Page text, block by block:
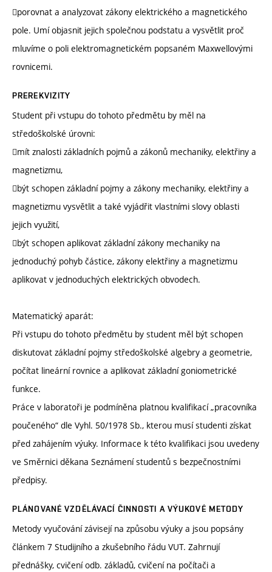
porovnat a analyzovat zákony elektrického a magnetického
pole. Umí objasnit jejich společnou podstatu a vysvětlit proč
mluvíme o poli elektromagnetickém popsaném Maxwellovými
rovnicemi.
PREREKVIZITY
Student při vstupu do tohoto předmětu by měl na
středoškolské úrovni:
mít znalosti základních pojmů a zákonů mechaniky, elektřiny a
magnetizmu,
být schopen základní pojmy a zákony mechaniky, elektřiny a
magnetizmu vysvětlit a také vyjádřit vlastními slovy oblasti
jejich využití,
být schopen aplikovat základní zákony mechaniky na
jednoduchý pohyb částice, zákony elektřiny a magnetizmu
aplikovat v jednoduchých elektrických obvodech.
Matematický aparát:
Při vstupu do tohoto předmětu by student měl být schopen
diskutovat základní pojmy středoškolské algebry a geometrie,
počítat lineární rovnice a aplikovat základní goniometrické
funkce.
Práce v laboratoři je podmíněna platnou kvalifikací „pracovníka
poučeného“ dle Vyhl. 50/1978 Sb., kterou musí studenti získat
před zahájením výuky. Informace k této kvalifikaci jsou uvedeny
ve Směrnici děkana Seznámení studentů s bezpečnostními
předpisy.
PLÁNOVANÉ VZDĚLÁVACÍ ČINNOSTI A VÝUKOVÉ METODY
Metody vyučování závisejí na způsobu výuky a jsou popsány
článkem 7 Studijního a zkušebního řádu VUT. Zahrnují
přednášky, cvičení odb. základů, cvičení na počítači a